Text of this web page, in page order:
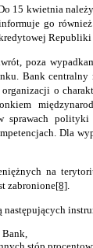
15 kwietnia
go
Republiki
poza
Bank
o
sprawach
Dla
na
zabronione[8].
następujących
Bank,